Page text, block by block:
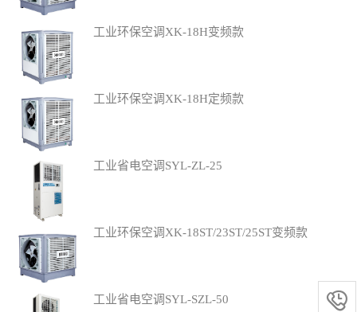
工业环保空调XK-18H变频款
工业环保空调XK-18H定频款
工业省电空调SYL-ZL-25
工业环保空调XK-18ST/23ST/25ST变频款
工业省电空调SYL-SZL-50 